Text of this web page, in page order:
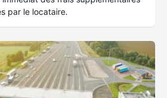
par le locataire.